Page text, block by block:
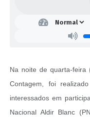
Na noite de quarta-feira
Contagem, foi
interessados em
Nacional Aldir Blanc